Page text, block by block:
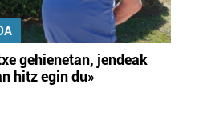
baimenik eskatzen, eta beren
babesten dira. Ikusi gure
ustez zein helburutarako
horren aurka nola egin
gehienetan, jendeak
hitz egin du»